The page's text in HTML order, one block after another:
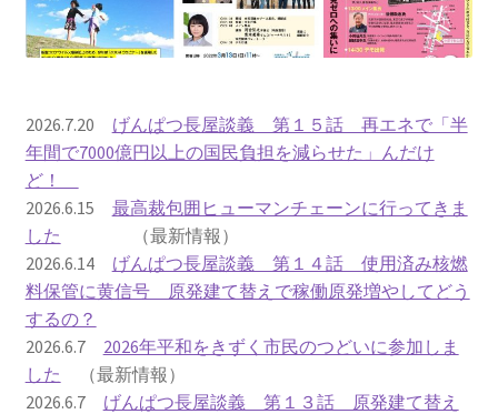
2016.1.31 日本と原発上映会＆講演会
き 集会
2017.3.12 第6回原発ゼロへのカウントダウンinかわさ
き 集会
2018.3.11 第７回原発ゼロへのカウントダウンinかわ
さき集会
2019.3.10 第8回 原発ゼロへのカウントダウンinかわ
さき 集会
2026.7.20 げんぱつ長屋談義 第１５話 再エネで「半
年間で7000億円以上の国民負担を減らせた」んだけ
ど！
2026.6.15 最高裁包囲ヒューマンチェーンに行ってきま
した （最新情報）
2026.6.14 げんぱつ長屋談義 第１４話 使用済み核燃
料保管に黄信号 原発建て替えで稼働原発増やしてどう
するの？
2026.6.7 2026年平和をきずく市民のつどいに参加しま
した （最新情報）
2026.6.7 げんぱつ長屋談義 第１３話 原発建て替え